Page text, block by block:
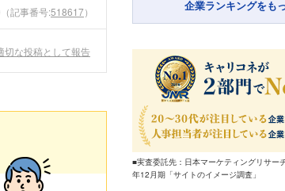
（記事番号:518617）
切な投稿として報告
企業ランキングをも
■実査委託先：日本マーケティングリサー
年12月期「サイトのイメージ調査」